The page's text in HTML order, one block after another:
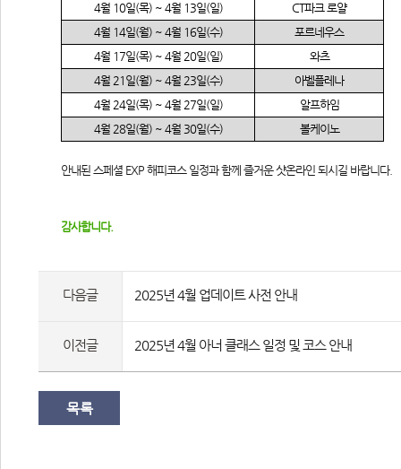
4월 10일(목) ~ 4월 13일(일) CT파크 로얄
4월 14일(월) ~ 4월 16일(수)
포르네우스
4월 17일(목) ~ 4월 20일(일)
와츠
4월 21 일(월) ~ 4월 23일(수)
아벨플레나
4월 24일(목) ~ 4월 27일(일)
알프하임
4월 28일(월) ~ 4월 30일(수) 볼케이노
안내된 스페셜 EXP 해피코스 일정과 함께 즐거운 샷온라인 되시길 바랍니다.
감사합니다.
다음글 2025년 4월 업데이트 사전 안내
이전글 2025년 4월 아너 클래스 일정 및 코스 안내
목록